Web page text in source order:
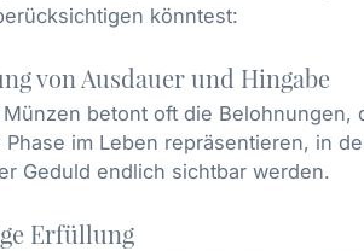
könntest:
von Ausdauer und Hingabe
betont oft die
Phase im Leben repräsentieren, in
Geduld endlich sichtbar werden.
Erfüllung